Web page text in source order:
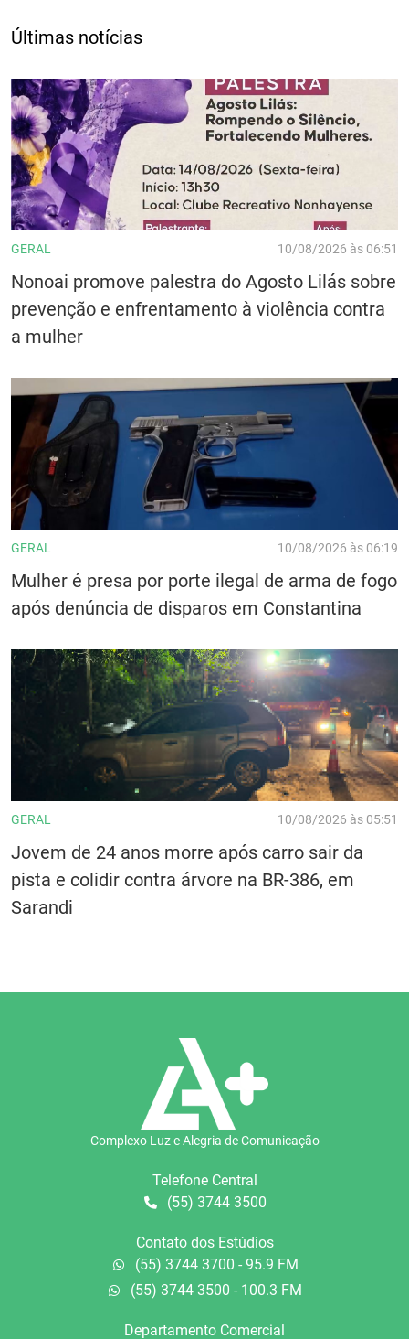
Últimas notícias
GERAL 10/08/2026 às 06:51
Nonoai promove palestra do Agosto Lilás sobre
prevenção e enfrentamento à violência contra
a mulher
GERAL 10/08/2026 às 06:19
Mulher é presa por porte ilegal de arma de fogo
após denúncia de disparos em Constantina
GERAL 10/08/2026 às 05:51
Jovem de 24 anos morre após carro sair da
pista e colidir contra árvore na BR-386, em
Sarandi
Complexo Luz e Alegria de Comunicação
Telefone Central
(55) 3744 3500
Contato dos Estúdios
(55) 3744 3700 - 95.9 FM
(55) 3744 3500 - 100.3 FM
Departamento Comercial